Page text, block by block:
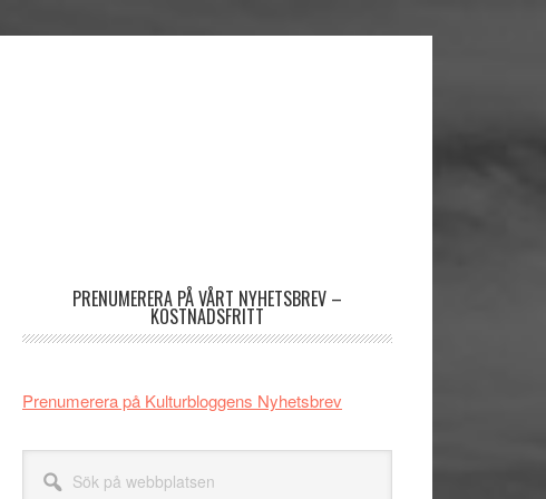
PRENUMERERA PÅ VÅRT NYHETSBREV –
KOSTNADSFRITT
Prenumerera på Kulturbloggens Nyhetsbrev